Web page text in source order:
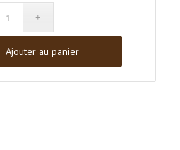
Ajouter au panier